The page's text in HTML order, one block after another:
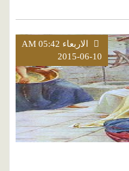
الاربعاء AM 05:42
2015-06-10